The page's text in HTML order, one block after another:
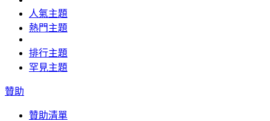
人氣主題
熱門主題
排行主題
罕見主題
贊助
贊助清單